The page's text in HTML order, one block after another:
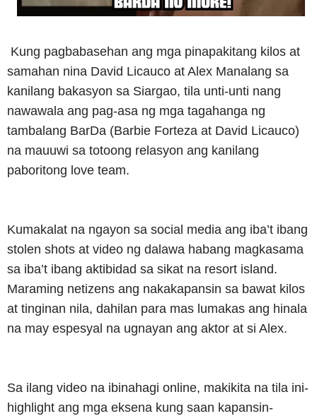
Kung pagbabasehan ang mga pinapakitang kilos at
samahan nina David Licauco at Alex Manalang sa
kanilang bakasyon sa Siargao, tila unti-unti nang
nawawala ang pag-asa ng mga tagahanga ng
tambalang BarDa (Barbie Forteza at David Licauco)
na mauuwi sa totoong relasyon ang kanilang
paboritong love team.
Kumakalat na ngayon sa social media ang iba’t ibang
stolen shots at video ng dalawa habang magkasama
sa iba’t ibang aktibidad sa sikat na resort island.
Maraming netizens ang nakakapansin sa bawat kilos
at tinginan nila, dahilan para mas lumakas ang hinala
na may espesyal na ugnayan ang aktor at si Alex.
Sa ilang video na ibinahagi online, makikita na tila ini-
highlight ang mga eksena kung saan kapansin-